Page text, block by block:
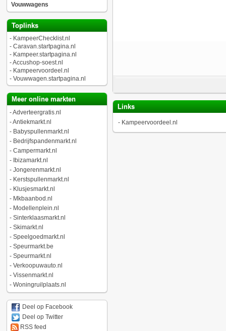
Vouwwagens
Toplinks
- KampeerChecklist.nl
- Caravan.startpagina.nl
- Kampeer.startpagina.nl
-Accushop-soest.nl
- Kampeervoordeel.nl
- Vouwwagen.startpagina.nl
Meer online markten
-Adverteergratis.nl
-Antiekmarkt.nl
- Babyspullenmarkt.nl
- Bedrijfspandenmarkt.nl
- Campermarkt.nl
- Ibizamarkt.nl
- Jongerenmarkt.nl
- Kerstspullenmarkt.nl
- Klusjesmarkt.nl
- Mkbaanbod.nl
- Modellenplein.nl
- Sinterklaasmarkt.nl
- Skimarkt.nl
- Speelgoedmarkt.nl
- Speurmarkt.be
- Speurmarkt.nl
- Verkoopuwauto.nl
- Vissenmarkt.nl
- Woningruilplaats.nl
Deel op Facebook
Deel op Twitter
RSS feed
Links
- Kampeervoordeel.nl